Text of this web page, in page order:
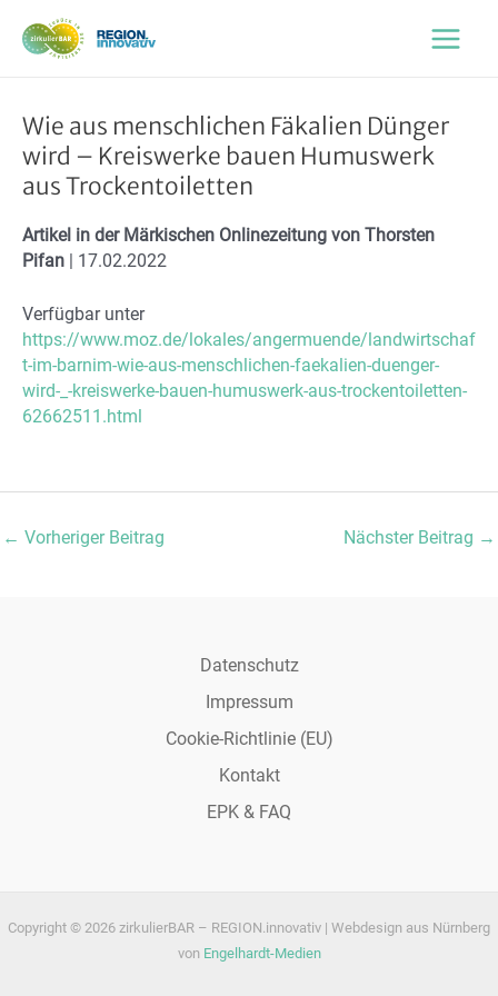
Inhalt
springen
Wie aus menschlichen Fäkalien Dünger
wird – Kreiswerke bauen Humuswerk
aus Trockentoiletten
Artikel in der Märkischen Onlinezeitung von Thorsten
Pifan | 17.02.2022
Verfügbar unter
https://www.moz.de/lokales/angermuende/landwirtschaf
t-im-barnim-wie-aus-menschlichen-faekalien-duenger-
wird-_-kreiswerke-bauen-humuswerk-aus-trockentoiletten-
62662511.html
Post
← Vorheriger Beitrag Nächster Beitrag →
Datenschutz
Impressum
Cookie-Richtlinie (EU)
Kontakt
EPK & FAQ
Copyright © 2026 zirkulierBAR – REGION.innovativ | Webdesign aus Nürnberg
von Engelhardt-Medien